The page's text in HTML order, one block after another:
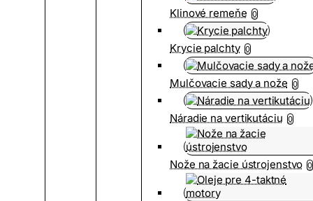
Klinové remeňe 0
Krycie palchty 0
Mulčovacie sady a nože 0
Náradie na vertikutáciu 0
Nože na žacie ústrojenstvo 0